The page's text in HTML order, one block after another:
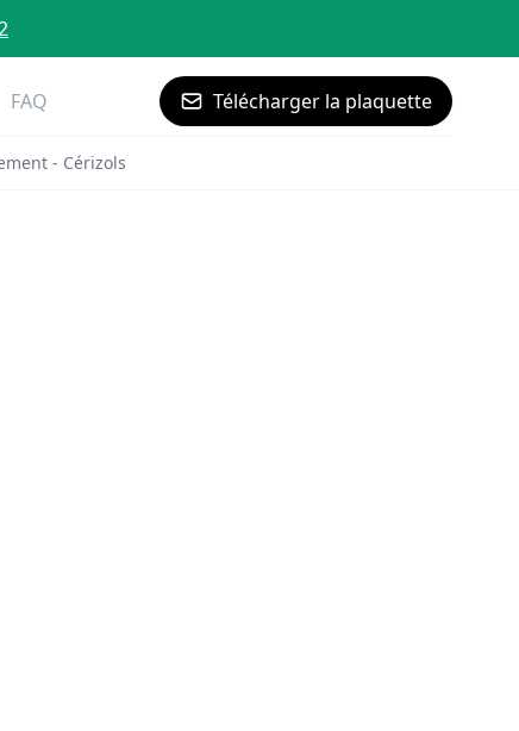
FAQ Télécharger la plaquette
- Cérizols